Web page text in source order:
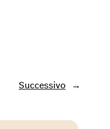
Successivo →